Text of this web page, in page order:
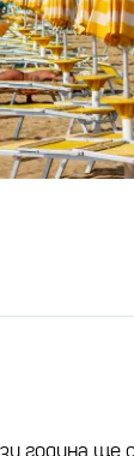
година ще